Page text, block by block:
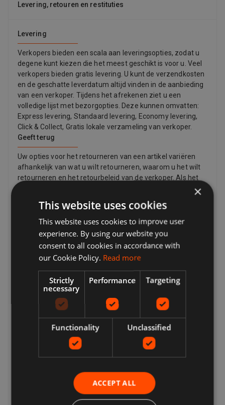
Levering, retouren en restituties
Levering
Verkopers bieden een scala aan leveringsopties, zodat u
degene kunt kiezen die het meest geschikt is voor u. Veel
verkopers bieden gratis levering. U kunt de verzendkosten
en de geschatte leverdatum altijd vinden in de aanbieding
van een verkoper. Tijdens het afrekenen ziet u een
volledige lijst met bezorgopties. Deze kunnen omvatten:
Express levering, Standaard levering, Economy levering,
Click & Collect, Gratis lokale verzameling van verkoper.
Geeft terug
Uw opties voor het retourneren van een artikel variëren
afhankelijk van wat u wilt retourneren, waarom u het wilt
retourneren en het retourbeleid van de verkoper. Als het
zelfs als het retourbeleid van de verkoper zegt dat ze
geen retouren accepteren. Als u van gedachten bent
veranderd en geen item meer wilt, kunt u nog steeds een
retour aanvragen, maar de verkoper hoeft dit niet te
een aankoop en een artikel wil retourneren, moet hij
mogelijk verzendkosten betalen, afhankelijk van het
retourbeleid van de verkoper. Verkopers kunnen de koper
een retourzendadres en aanvullende
retourzendinginformatie verstrekken. Verkopers betalen
het artikel bijvoorbeeld niet overeenkomt met de
beschrijving van de aanbieding, beschadigd of defect is of
vervalst is. Volgens de wet hebben klanten in de Europese
Unie ook het recht om de aankoop van een artikel te
door u aangegeven derde partij (anders dan de
vervoerder), het laatste door u bestelde artikel ontvangt.
(indien afzonderlijk geleverd). Dit is van toepassing op alle
×
This website uses cookies
This website uses cookies to improve user
experience. By using our website you
consent to all cookies in accordance with
our Cookie Policy. Read more
Strictly
necessary
Performance Targeting
Functionality Unclassified
ACCEPT ALL